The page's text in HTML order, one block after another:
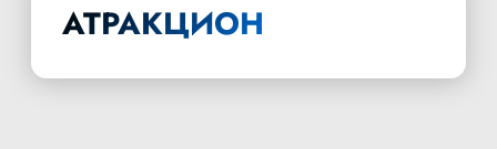
АТРАКЦИОН